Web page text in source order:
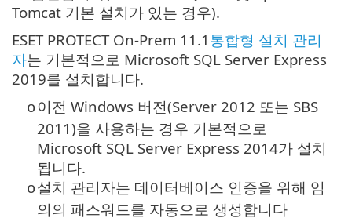
Tomcat 기본 설치가 있는 경우).
ESET PROTECT On-Prem 11.1 통합형 설치 관리
자는 기본적으로 Microsoft SQL Server Express
2019를 설치합니다.
o이전 Windows 버전(Server 2012 또는 SBS
2011)을 사용하는 경우 기본적으로
Microsoft SQL Server Express 2014가 설치
됩니다.
o설치 관리자는 데이터베이스 인증을 위해 임
의의 패스워드를 자동으로 생성합니다